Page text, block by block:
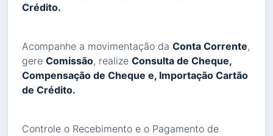
Crédito.
Acompanhe a movimentação da Conta Corrente,
gere Comissão, realize Consulta de Cheque,
Compensação de Cheque e, Importação Cartão
de Crédito.
Controle o Recebimento e o Pagamento de